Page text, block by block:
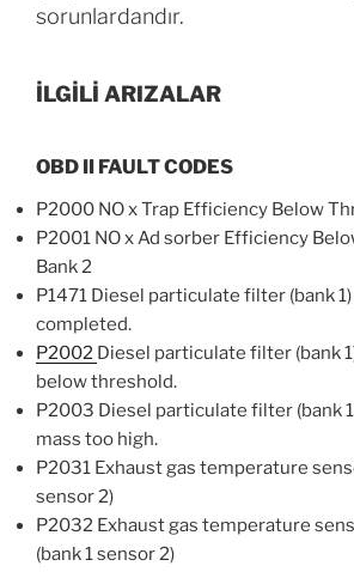
sorunlardandır.
İLGİLİ ARIZALAR
OBD II FAULT CODES
P2000 NO x Trap Efficiency Below
P2001 NO x Ad sorber Efficiency
Bank 2
P1471 Diesel particulate filter (bank
completed.
P2002 Diesel particulate filter (bank
below threshold.
P2003 Diesel particulate filter (bank
mass too high.
P2031 Exhaust gas temperature
sensor 2)
P2032 Exhaust gas temperature
(bank 1 sensor 2)